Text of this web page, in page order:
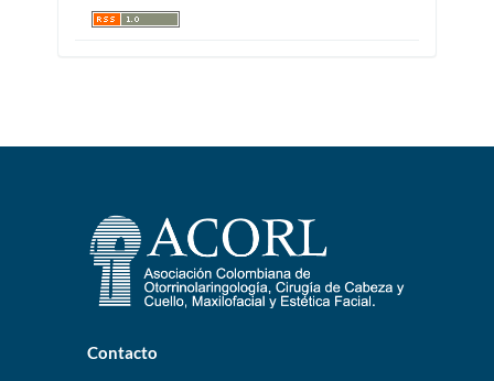
Contacto